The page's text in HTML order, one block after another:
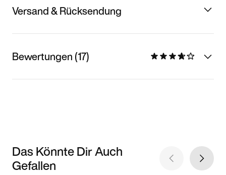
Versand & Rücksendung
Bewertungen (17)
Das Könnte Dir Auch
Gefallen